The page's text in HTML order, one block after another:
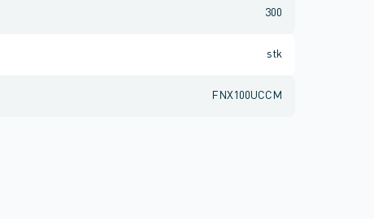
300
stk
FNX100UCCM